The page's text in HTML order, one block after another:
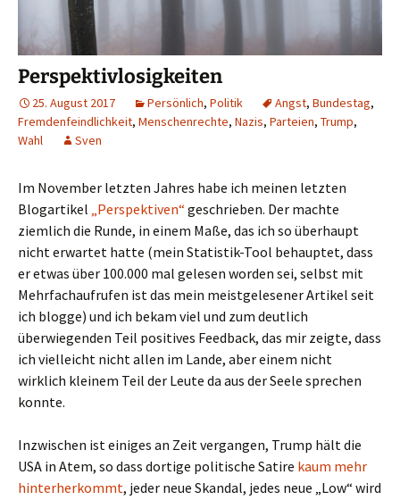
Perspektivlosigkeiten
25. August 2017 Persönlich, Politik Angst, Bundestag,
Fremdenfeindlichkeit, Menschenrechte, Nazis, Parteien, Trump,
Wahl
Sven
Im November letzten Jahres habe ich meinen letzten
Blogartikel „Perspektiven“ geschrieben. Der machte
ziemlich die Runde, in einem Maße, das ich so überhaupt
nicht erwartet hatte (mein Statistik-Tool behauptet, dass
er etwas über 100.000 mal gelesen worden sei, selbst mit
Mehrfachaufrufen ist das mein meistgelesener Artikel seit
ich blogge) und ich bekam viel und zum deutlich
überwiegenden Teil positives Feedback, das mir zeigte, dass
ich vielleicht nicht allen im Lande, aber einem nicht
wirklich kleinem Teil der Leute da aus der Seele sprechen
konnte.
Inzwischen ist einiges an Zeit vergangen, Trump hält die
USA in Atem, so dass dortige politische Satire kaum mehr
hinterherkommt, jeder neue Skandal, jedes neue „Low“ wird